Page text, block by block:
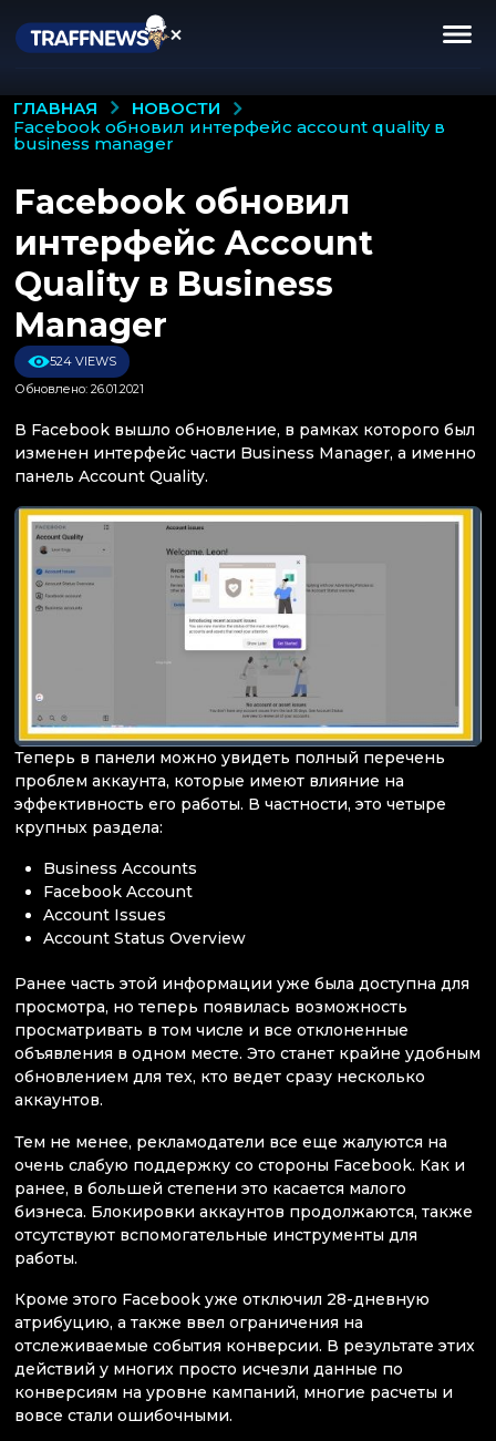
ГЛАВНАЯ
НОВОСТИ
facebook обновил интерфейс account quality в
business manager
Facebook обновил
интерфейс Account
Quality в Business
Manager
524 VIEWS
Обновлено: 26.01.2021
В Facebook вышло обновление, в рамках которого был
изменен интерфейс части Business Manager, а именно
панель Account Quality.
Теперь в панели можно увидеть полный перечень
проблем аккаунта, которые имеют влияние на
эффективность его работы. В частности, это четыре
крупных раздела:
Business Accounts
Facebook Account
Account Issues
Account Status Overview
Ранее часть этой информации уже была доступна для
просмотра, но теперь появилась возможность
просматривать в том числе и все отклоненные
объявления в одном месте. Это станет крайне удобным
обновлением для тех, кто ведет сразу несколько
аккаунтов.
Тем не менее, рекламодатели все еще жалуются на
очень слабую поддержку со стороны Facebook. Как и
ранее, в большей степени это касается малого
бизнеса. Блокировки аккаунтов продолжаются, также
отсутствуют вспомогательные инструменты для
работы.
Кроме этого Facebook уже отключил 28-дневную
атрибуцию, а также ввел ограничения на
отслеживаемые события конверсии. В результате этих
действий у многих просто исчезли данные по
конверсиям на уровне кампаний, многие расчеты и
вовсе стали ошибочными.